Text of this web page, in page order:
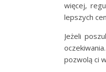
więcej,
lepszych
Jeżeli
pozwolą ci